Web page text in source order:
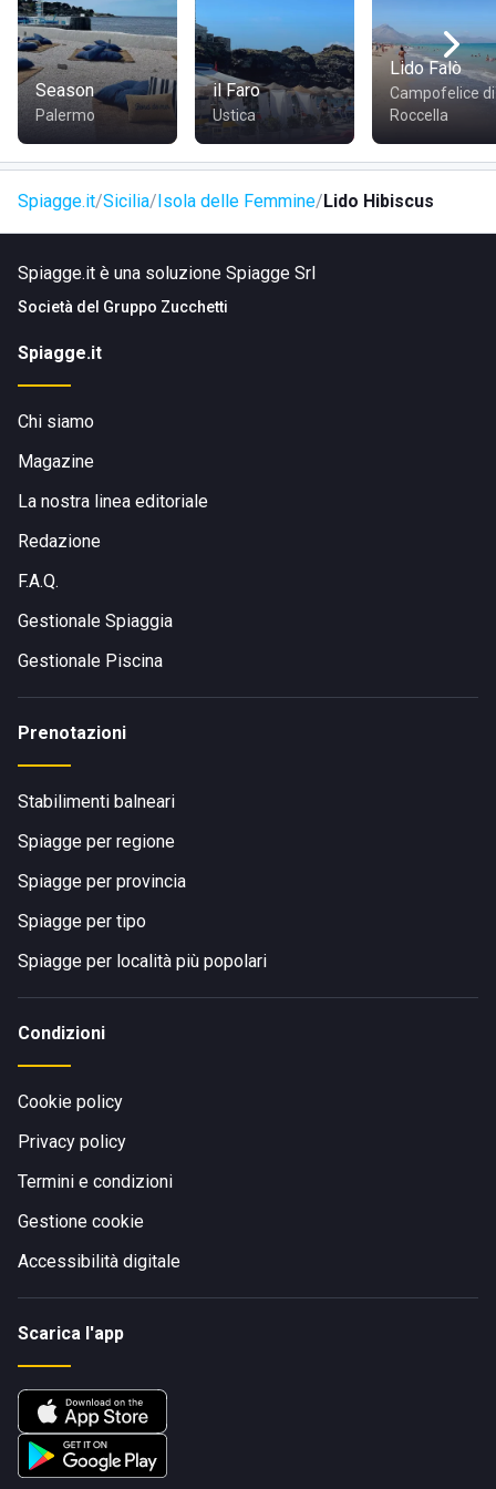
Season
Palermo
il Faro
Ustica
Lido Falò
Campofelice di
Roccella
Spiagge.it Sicilia Isola delle Femmine Lido Hibiscus
Spiagge.it è una soluzione Spiagge Srl
Società del Gruppo Zucchetti
Spiagge.it
Chi siamo
Magazine
La nostra linea editoriale
Redazione
F.A.Q.
Gestionale Spiaggia
Gestionale Piscina
Prenotazioni
Stabilimenti balneari
Spiagge per regione
Spiagge per provincia
Spiagge per tipo
Spiagge per località più popolari
Condizioni
Cookie policy
Privacy policy
Termini e condizioni
Gestione cookie
Accessibilità digitale
Scarica l'app